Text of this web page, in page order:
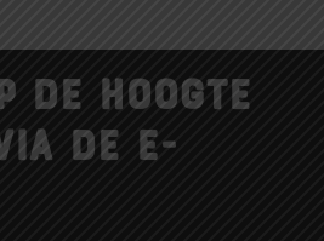
de hoogte
de e-